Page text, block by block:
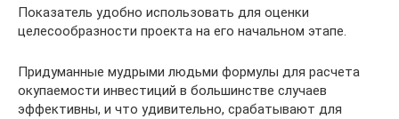
Показатель удобно использовать для оценки
целесообразности проекта на его начальном этапе.
Придуманные мудрыми людьми формулы для расчета
окупаемости инвестиций в большинстве случаев
эффективны, и что удивительно, срабатывают для